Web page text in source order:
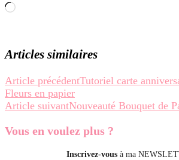
Chargement…
Articles similaires
Navigation
d’article
Article précédentTutoriel carte
Fleurs en papier
Article suivantNouveauté Bouquet de
Vous en voulez plus ?
Inscrivez-vousà ma